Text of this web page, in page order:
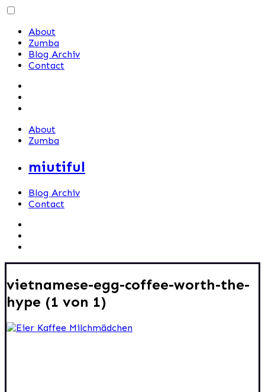
Skip
contentAbout
Zumba
Blog Archiv
Contact
About
Zumba
miutiful
Blog Archiv
Contact
vietnamese-egg-coffee-worth-the-
hype (1 von 1)